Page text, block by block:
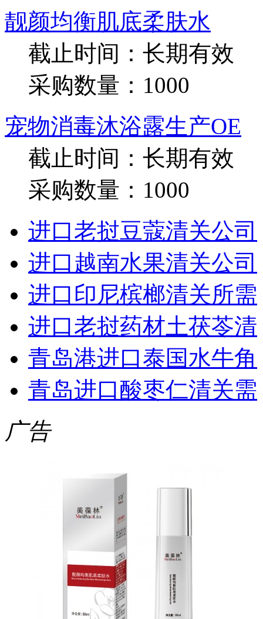
靓颜均衡肌底柔肤水
截止时间： 长期有效
采购数量：1000
宠物消毒沐浴露生产OE
截止时间： 长期有效
采购数量：1000
进口老挝豆蔻清关公司
进口越南水果清关公司
进口印尼槟榔清关所需
进口老挝药材土茯苓清
青岛港进口泰国水牛角
青岛进口酸枣仁清关需
广告